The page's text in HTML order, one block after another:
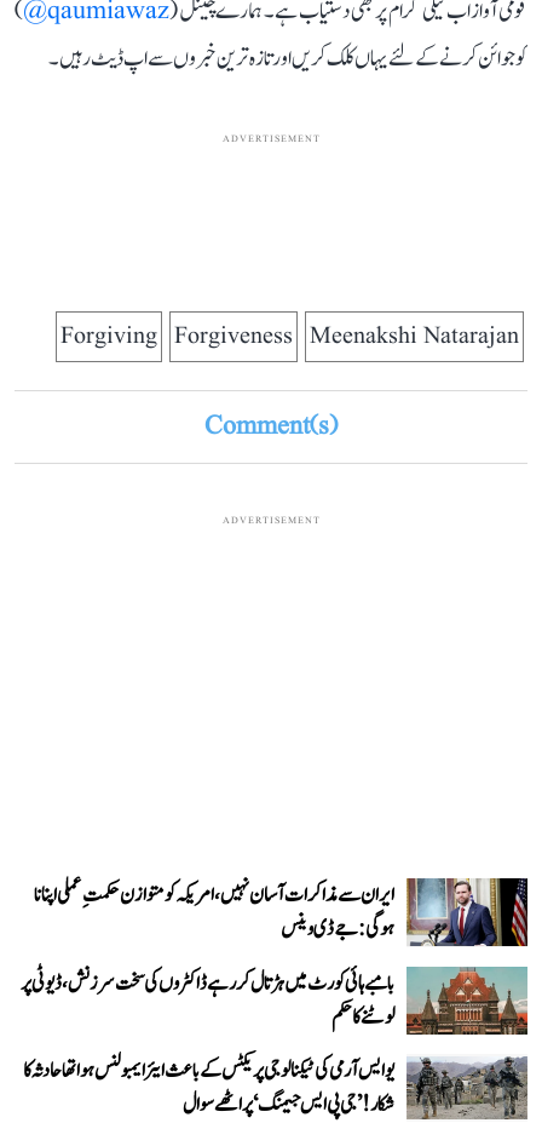
قومی آواز اب ٹیلی گرام پر بھی دستیاب ہے۔ ہمارے چینل (qaumiawaz@
)
کو جوائن کرنے کے لئے یہاں کلک کریں اور تازہ ترین خبروں سے اپ ڈیٹ رہیں۔
ADVERTISEMENT
Meenakshi Natarajan
Forgiveness
Forgiving
Comment(s)
ADVERTISEMENT
ایران سے مذاکرات آسان نہیں، امریکہ کو متوازن حکمتِ عملی اپنانا
ہوگی: جے ڈی وینس
بامبے ہائی کورٹ میں ہڑتال کر رہے ڈاکٹروں کی سخت سرزنش، ڈیوٹی پر
لوٹنے کا حکم
یو ایس آرمی کی ٹیکنالوجی پریکٹس کے باعث ایئر ایمبولنس ہوا تھا حادثہ کا
شکار! ’جی پی ایس جیمنگ‘ پر اٹھے سوال